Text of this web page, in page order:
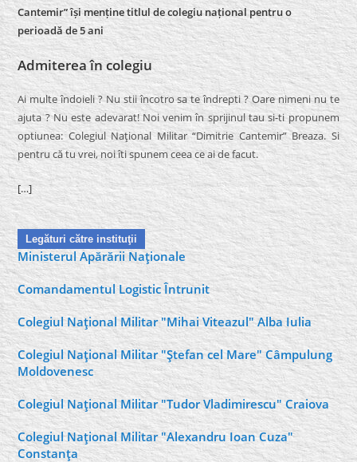
Cantemir” își menține titlul de colegiu național pentru o
perioadă de 5 ani
Admiterea în colegiu
Ai multe îndoieli ? Nu stii încotro sa te îndrepti ? Oare nimeni nu te
ajuta ? Nu este adevarat! Noi venim în sprijinul tau si-ti propunem
optiunea: Colegiul Naţional Militar “Dimitrie Cantemir” Breaza. Si
pentru că tu vrei, noi îti spunem ceea ce ai de facut.
[…]
Legături către instituţii
Ministerul Apărării Naţionale
Comandamentul Logistic Întrunit
Colegiul Naţional Militar "Mihai Viteazul" Alba Iulia
Colegiul Naţional Militar "Ştefan cel Mare" Câmpulung
Moldovenesc
Colegiul Naţional Militar "Tudor Vladimirescu" Craiova
Colegiul Naţional Militar "Alexandru Ioan Cuza"
Constanţa